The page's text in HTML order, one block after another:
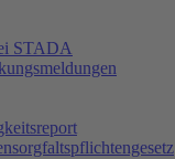
STADA